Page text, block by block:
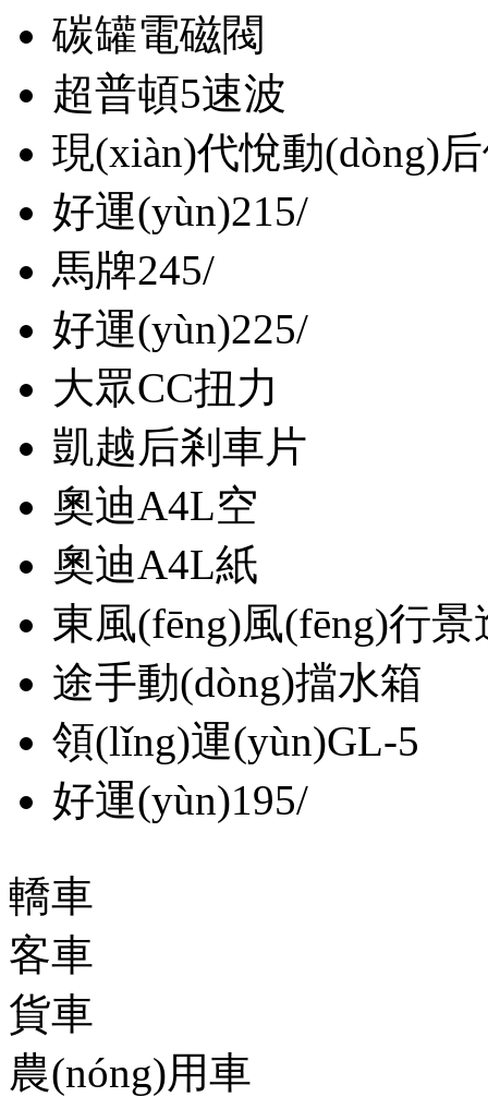
碳罐電磁閥
超普頓5速波
現(xiàn)代悅動(dòng)
好運(yùn)215/
馬牌245/
好運(yùn)225/
大眾CC扭力
凱越后剎車片
奧迪A4L空
奧迪A4L紙
東風(fēng)風(fēng)行景
途手動(dòng)擋水箱
領(lǐng)運(yùn)GL-5
好運(yùn)195/
轎車
客車
貨車
農(nóng)用車